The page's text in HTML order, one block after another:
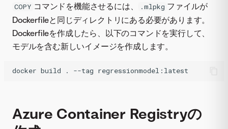
COPY コマンドを機能させるには、 .mlpkg ファイルが
Dockerfileと同じディレクトリにある必要があります。
Dockerfileを作成したら、以下のコマンドを実行して、
モデルを含む新しいイメージを作成します。
docker build . --tag regressionmodel:latest
Azure Container Registryの